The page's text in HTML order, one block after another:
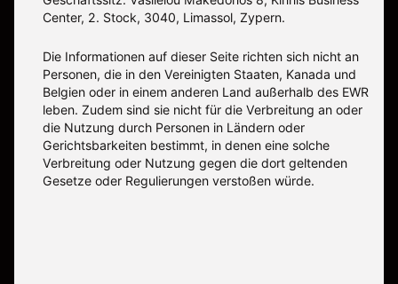
Center, 2. Stock, 3040, Limassol, Zypern.
Die Informationen auf dieser Seite richten sich nicht an
Personen, die in den Vereinigten Staaten, Kanada und
Belgien oder in einem anderen Land außerhalb des EWR
leben. Zudem sind sie nicht für die Verbreitung an oder
die Nutzung durch Personen in Ländern oder
Gerichtsbarkeiten bestimmt, in denen eine solche
Verbreitung oder Nutzung gegen die dort geltenden
Gesetze oder Regulierungen verstoßen würde.